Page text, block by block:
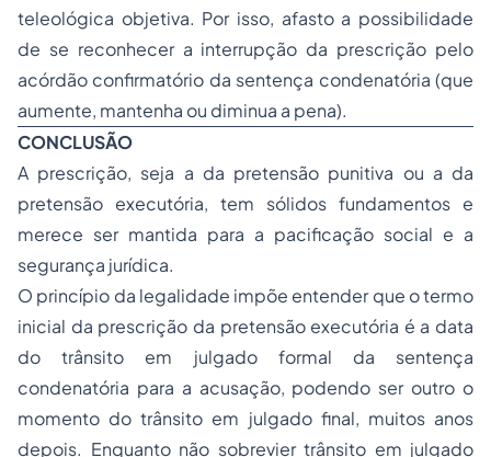
teleológica objetiva. Por isso, afasto a possibilidade
de se reconhecer a interrupção da prescrição pelo
acórdão confirmatório da sentença condenatória (que
aumente, mantenha ou diminua a pena).
CONCLUSÃO
A prescrição, seja a da pretensão punitiva ou a da
pretensão executória, tem sólidos fundamentos e
merece ser mantida para a pacificação social e a
segurança jurídica.
O princípio da legalidade impõe entender que o termo
inicial da prescrição da pretensão executória é a data
do trânsito em julgado formal da sentença
condenatória para a acusação, podendo ser outro o
momento do trânsito em julgado final, muitos anos
depois. Enquanto não sobrevier trânsito em julgado